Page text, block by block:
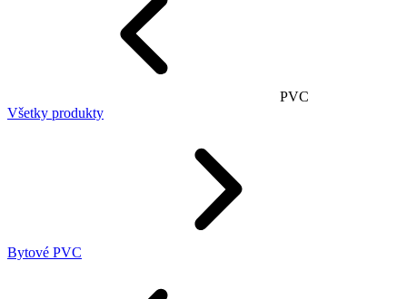
PVC
Všetky produkty
Bytové PVC